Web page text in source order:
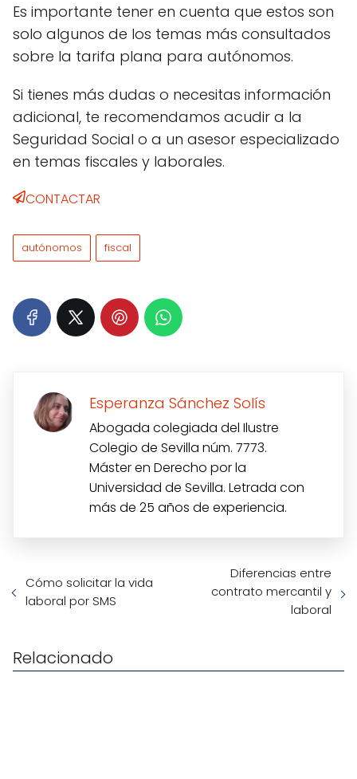
Es importante tener en cuenta que estos son
solo algunos de los temas más consultados
sobre la tarifa plana para autónomos.
Si tienes más dudas o necesitas información
adicional, te recomendamos acudir a la
Seguridad Social o a un asesor especializado
en temas fiscales y laborales.
CONTACTAR
autónomos fiscal
Esperanza Sánchez Solís
Abogada colegiada del Ilustre
Colegio de Sevilla núm. 7773.
Máster en Derecho por la
Universidad de Sevilla. Letrada con
más de 25 años de experiencia.
Cómo solicitar la vida
laboral por SMS
Diferencias entre
contrato mercantil y
laboral
Relacionado